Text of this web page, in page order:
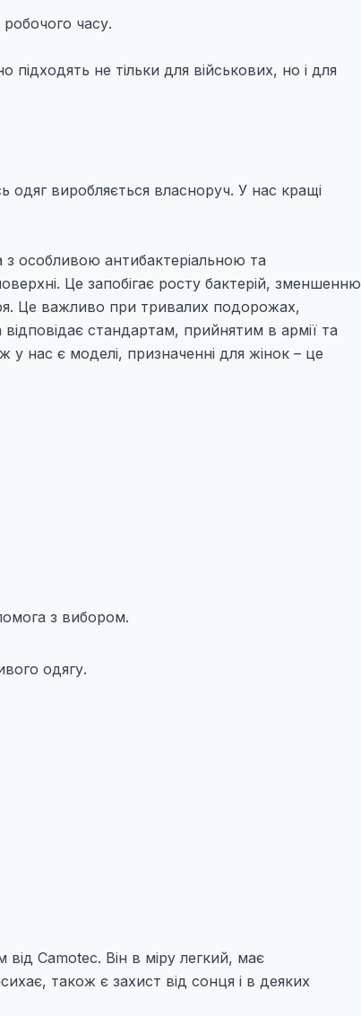
часу.
підходять не тільки для військових, но і для
одяг виробляється власноруч. У нас кращі
з особливою антибактеріальною та
Це запобігає росту бактерій, зменшенню
Це важливо при тривалих подорожах,
стандартам, прийнятим в армії та
у нас є моделі, призначенні для жінок – це
з вибором.
одягу.
Camotec. Він в міру легкий, має
також є захист від сонця і в деяких